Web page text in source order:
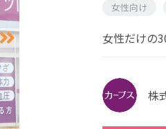
女性向け
女性だけの
株